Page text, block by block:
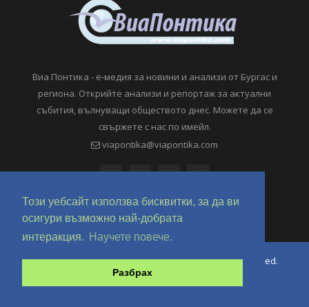
Този уебсайт използва бисквитки, за да ви
осигури възможно най-добрата
интеракция.
Научете повече.
Разбрах
Виа Понтика - е-медия за новини и анализи от Бургас и
региона. Открийте анализи и репортаж за актуални
събития, вълнуващи обществото днес. Можете да се
свържете с нас по имейл.
viapontika@viapontika.com
Copyright © 2018-2024 ViaPontika.com. All Rights Reserved.
Development @ OverHertz Ltd